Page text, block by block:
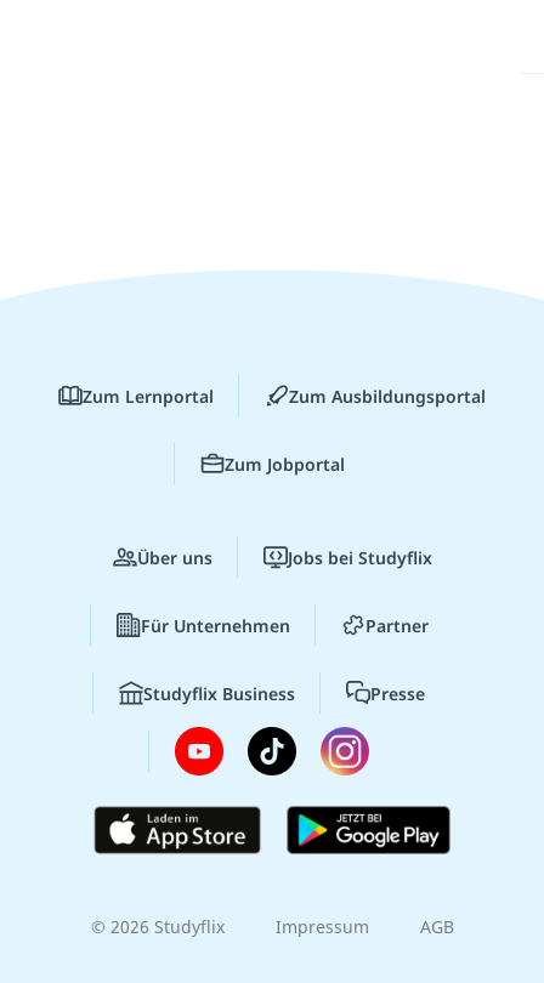
Zum Lernportal Zum Ausbildungsportal
Zum Jobportal
Über uns Jobs bei Studyflix
Für Unternehmen Partner
Studyflix Business Presse
© 2026 Studyflix Impressum AGB